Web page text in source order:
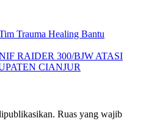
Trauma Healing Bantu
RAIDER 300/BJW ATASI
CIANJUR
Ruas yang wajib